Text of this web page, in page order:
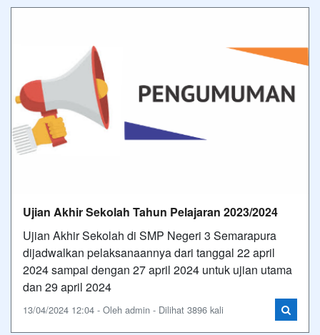
Ujian Akhir Sekolah Tahun Pelajaran 2023/2024
Ujian Akhir Sekolah di SMP Negeri 3 Semarapura
dijadwalkan pelaksanaannya dari tanggal 22 april
2024 sampai dengan 27 april 2024 untuk ujian utama
dan 29 april 2024
13/04/2024 12:04 - Oleh admin - Dilihat 3896 kali